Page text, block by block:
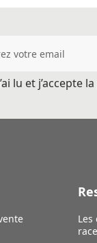
lu et j’accepte la
race